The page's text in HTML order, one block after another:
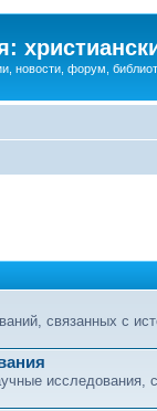
новости, форум,
связанных с
исследования,